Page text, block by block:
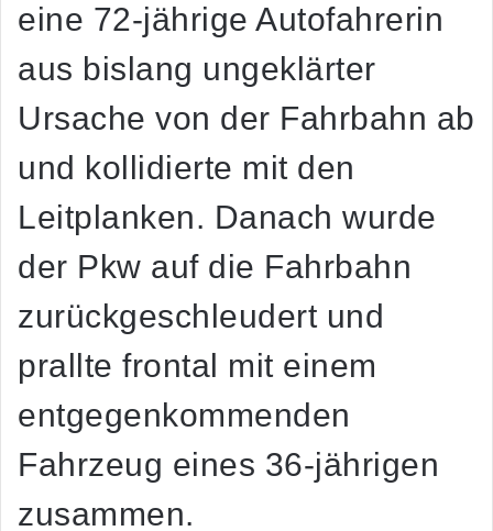
eine 72-jährige Autofahrerin
aus bislang ungeklärter
Ursache von der Fahrbahn ab
und kollidierte mit den
Leitplanken. Danach wurde
der Pkw auf die Fahrbahn
zurückgeschleudert und
prallte frontal mit einem
entgegenkommenden
Fahrzeug eines 36-jährigen
zusammen.